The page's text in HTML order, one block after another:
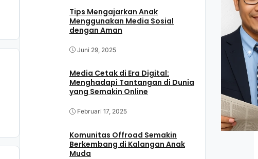
Tips Mengajarkan Anak
Menggunakan Media Sosial
dengan Aman
Juni 29, 2025
Media Cetak di Era Digital:
Menghadapi Tantangan di Dunia
yang Semakin Online
Februari 17, 2025
Komunitas Offroad Semakin
Berkembang di Kalangan Anak
Muda